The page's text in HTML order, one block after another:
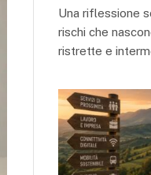
Una riflessione
rischi che
ristrette e